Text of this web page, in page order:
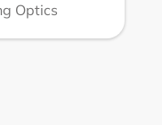
Optics